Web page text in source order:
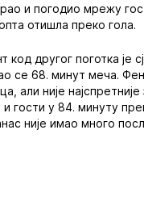
и погодио мрежу
отишла преко гола.
другог поготка је
се 68. минут меча.
али није
и гости у 84. минуту
није имао много